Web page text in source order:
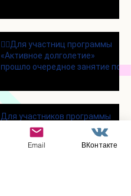
👯‍♀️Для участниц программы
«Активное долголетие»
прошло очередное занятие по
Для участников программы
«Активное долголетие»
прошло очередное занятие по
Email ВКонтакте